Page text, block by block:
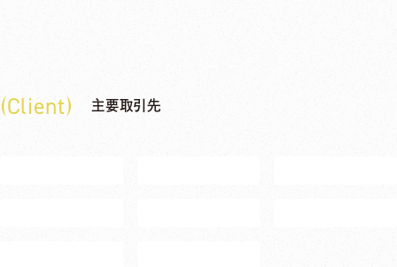
主要取引先
Client